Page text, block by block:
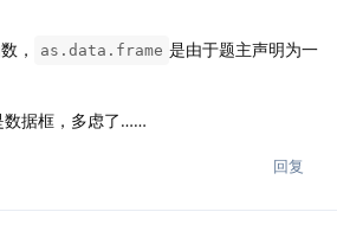
，
as.data.frame 是由于题主声明为一
据框，多虑了……
回复